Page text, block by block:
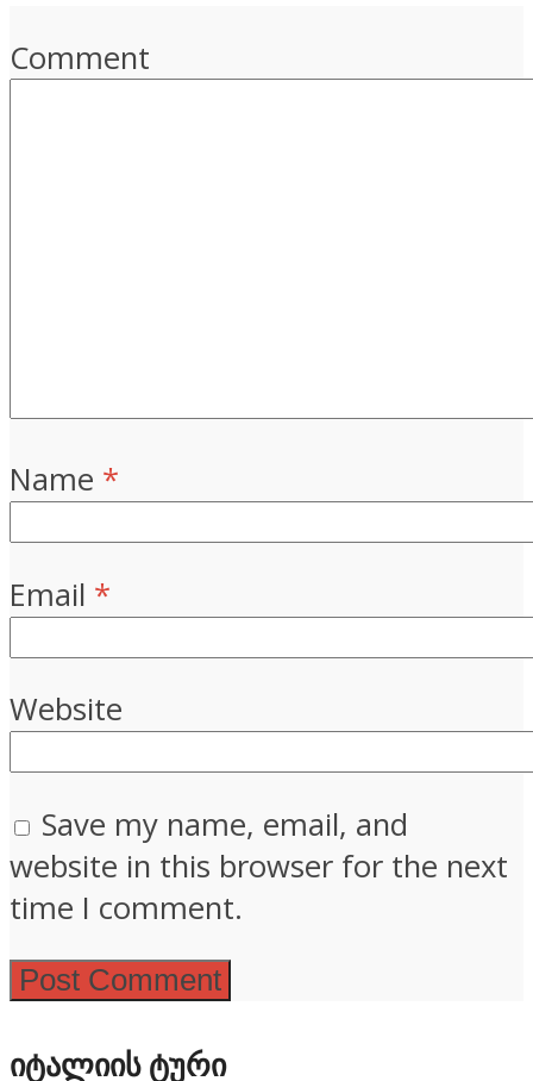
Comment
Name *
Email *
Website
Save my name, email, and
website in this browser for the next
time I comment.
ᲘᲢᲐᲚᲘᲘᲡ ᲢᲣᲠᲘ